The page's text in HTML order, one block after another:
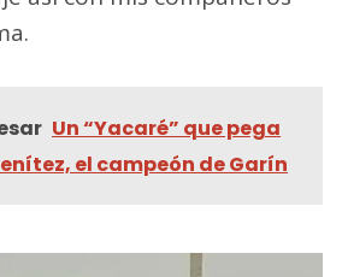
Un “Yacaré” que pega
el campeón de Garín